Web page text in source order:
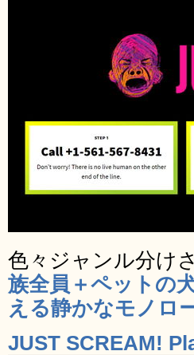
色々ジャンル分け
族全員＋ペットの
える静かなモノロ
JUST SCREAM!